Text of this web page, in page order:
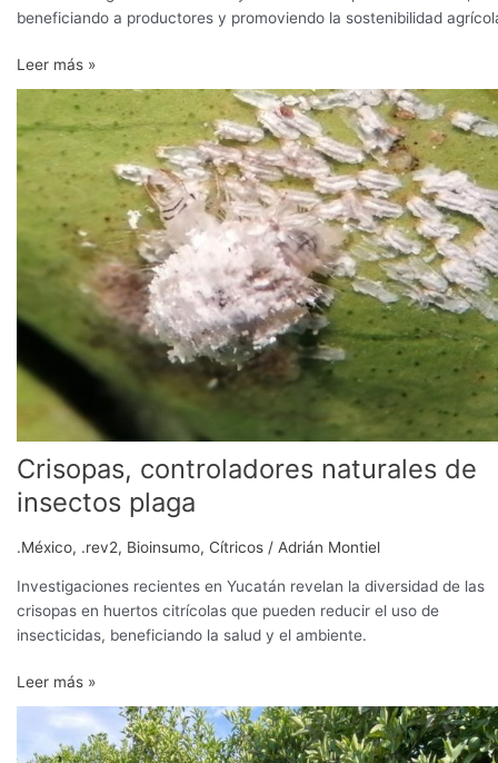
beneficiando a productores y promoviendo la sostenibilidad
Leer más »
Crisopas, controladores naturales de
insectos plaga
.México, .rev2, Bioinsumo, Cítricos / Adrián Montiel
Investigaciones recientes en Yucatán revelan la diversidad de las
crisopas en huertos citrícolas que pueden reducir el uso de
insecticidas, beneficiando la salud y el ambiente.
Crisopas,
controladores
naturales
de
insectos
plaga
Leer más »
Exploran
artropofauna